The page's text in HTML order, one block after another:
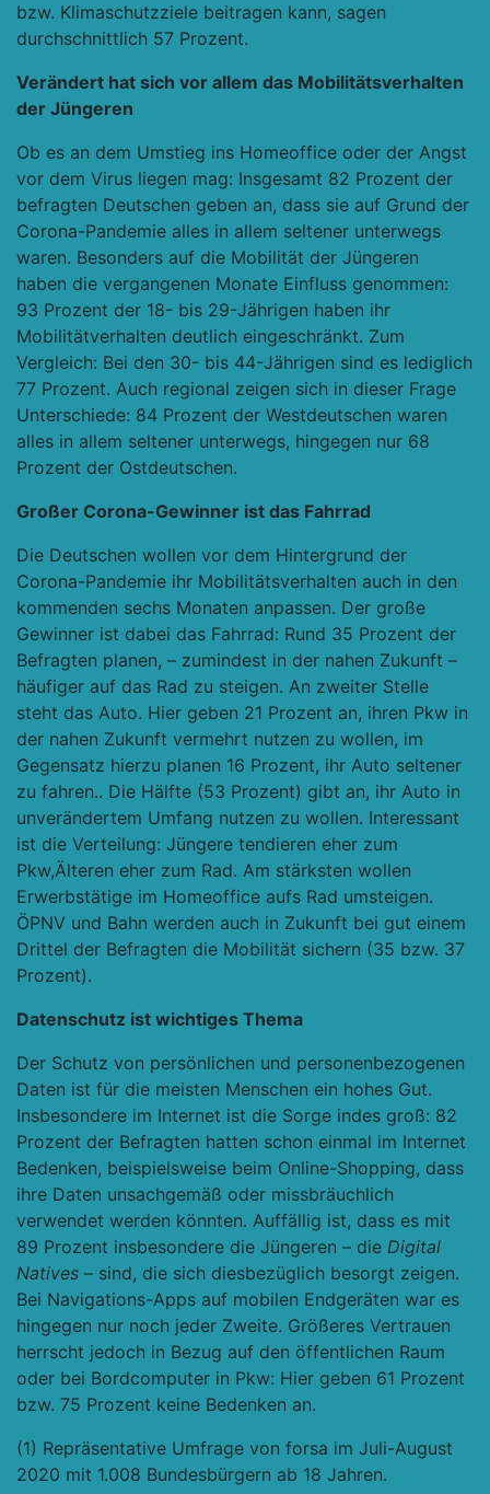
bzw. Klimaschutzziele beitragen kann, sagen
durchschnittlich 57 Prozent.
Verändert hat sich vor allem das Mobilitätsverhalten
der Jüngeren
Ob es an dem Umstieg ins Homeoffice oder der Angst
vor dem Virus liegen mag: Insgesamt 82 Prozent der
befragten Deutschen geben an, dass sie auf Grund der
Corona-Pandemie alles in allem seltener unterwegs
waren. Besonders auf die Mobilität der Jüngeren
haben die vergangenen Monate Einfluss genommen:
93 Prozent der 18- bis 29-Jährigen haben ihr
Mobilitätverhalten deutlich eingeschränkt. Zum
Vergleich: Bei den 30- bis 44-Jährigen sind es lediglich
77 Prozent. Auch regional zeigen sich in dieser Frage
Unterschiede: 84 Prozent der Westdeutschen waren
alles in allem seltener unterwegs, hingegen nur 68
Prozent der Ostdeutschen.
Großer Corona-Gewinner ist das Fahrrad
Die Deutschen wollen vor dem Hintergrund der
Corona-Pandemie ihr Mobilitätsverhalten auch in den
kommenden sechs Monaten anpassen. Der große
Gewinner ist dabei das Fahrrad: Rund 35 Prozent der
Befragten planen, – zumindest in der nahen Zukunft –
häufiger auf das Rad zu steigen. An zweiter Stelle
steht das Auto. Hier geben 21 Prozent an, ihren Pkw in
der nahen Zukunft vermehrt nutzen zu wollen, im
Gegensatz hierzu planen 16 Prozent, ihr Auto seltener
zu fahren.. Die Hälfte (53 Prozent) gibt an, ihr Auto in
unverändertem Umfang nutzen zu wollen. Interessant
ist die Verteilung: Jüngere tendieren eher zum
Pkw,Älteren eher zum Rad. Am stärksten wollen
Erwerbstätige im Homeoffice aufs Rad umsteigen.
ÖPNV und Bahn werden auch in Zukunft bei gut einem
Drittel der Befragten die Mobilität sichern (35 bzw. 37
Prozent).
Datenschutz ist wichtiges Thema
Der Schutz von persönlichen und personenbezogenen
Daten ist für die meisten Menschen ein hohes Gut.
Insbesondere im Internet ist die Sorge indes groß: 82
Prozent der Befragten hatten schon einmal im Internet
Bedenken, beispielsweise beim Online-Shopping, dass
ihre Daten unsachgemäß oder missbräuchlich
verwendet werden könnten. Auffällig ist, dass es mit
89 Prozent insbesondere die Jüngeren – die Digital
Natives – sind, die sich diesbezüglich besorgt zeigen.
Bei Navigations-Apps auf mobilen Endgeräten war es
hingegen nur noch jeder Zweite. Größeres Vertrauen
herrscht jedoch in Bezug auf den öffentlichen Raum
oder bei Bordcomputer in Pkw: Hier geben 61 Prozent
bzw. 75 Prozent keine Bedenken an.
(1) Repräsentative Umfrage von forsa im Juli-August
2020 mit 1.008 Bundesbürgern ab 18 Jahren.